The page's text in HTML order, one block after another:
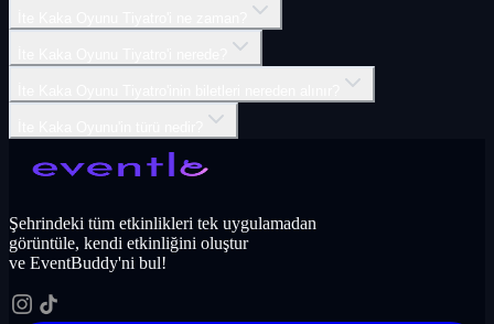
Şehrindeki tüm etkinlikleri tek uygulamadan
görüntüle, kendi etkinliğini oluştur
ve EventBuddy'ni bul!